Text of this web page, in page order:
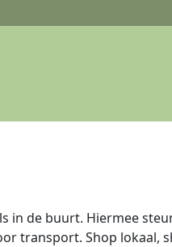
de buurt. Hiermee
transport. Shop lokaal,